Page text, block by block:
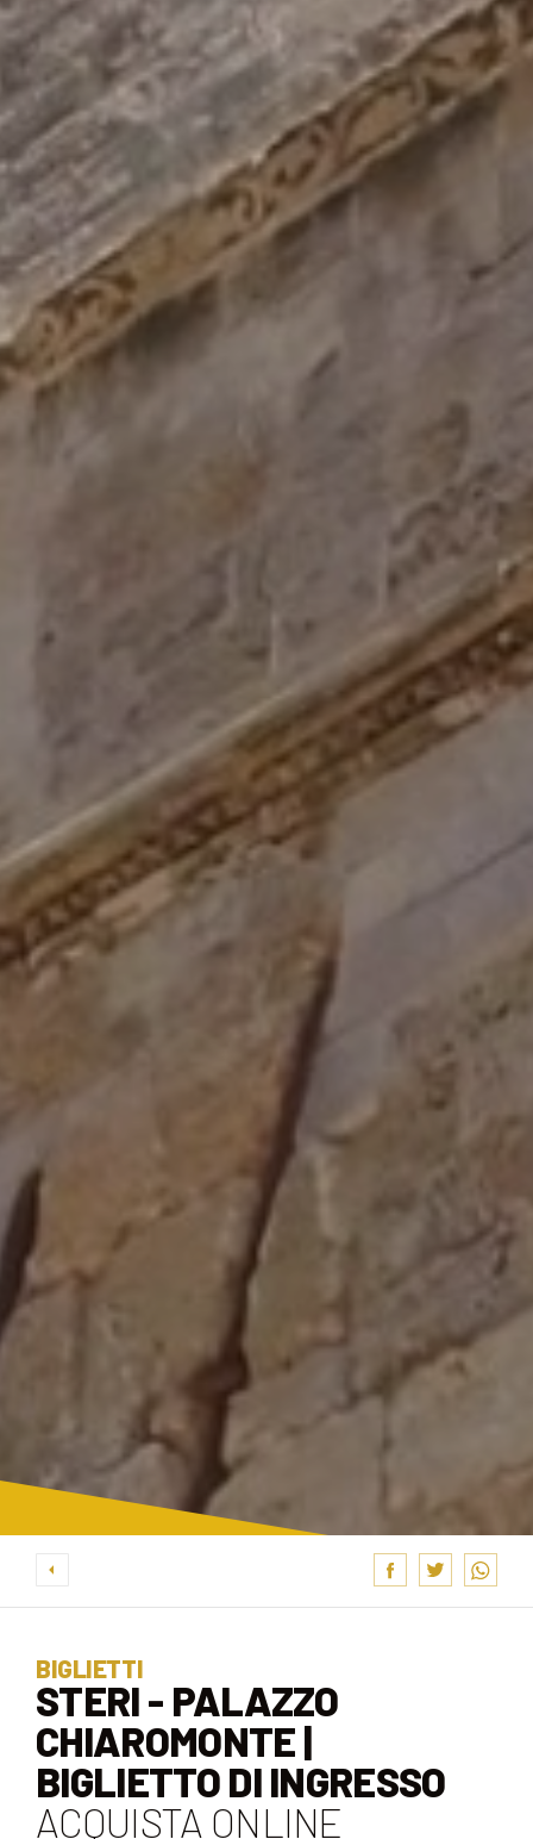
BIGLIETTI
STERI - PALAZZO
CHIAROMONTE |
BIGLIETTO DI INGRESSO
ACQUISTA ONLINE